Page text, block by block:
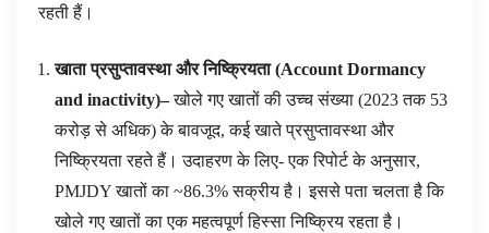
रहती हैं।
खाता प्रसुप्तावस्था और निष्क्रियता(Account Dormancy
and inactivity)–खोले गए खातों की उच्च संख्या (2023 तक 53
करोड़ से अधिक) के बावजूद, कई खाते प्रसुप्तावस्था और
निष्क्रियता रहते हैं। उदाहरण के लिए- एक रिपोर्ट के अनुसार,
PMJDY खातों का ~86.3% सक्रीय है। इससे पता चलता है कि
खोले गए खातों का एक महत्वपूर्ण हिस्सा निष्क्रिय रहता है।